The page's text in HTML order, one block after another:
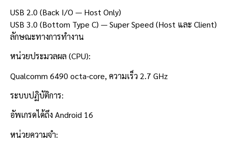
USB 2.0 (Back I/O — Host Only)
USB 3.0 (Bottom Type C) — Super Speed (Host และ Client)
ลักษณะทางการทำงาน
หน่วยประมวลผล (CPU):
Qualcomm 6490 octa-core, ความเร็ว 2.7 GHz
ระบบปฏิบัติการ:
อัพเกรดได้ถึง Android 16
หน่วยความจำ: